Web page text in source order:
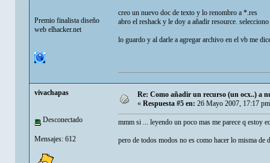
Premio finalista diseño
web elhacker.net
creo un nuevo doc de texto y lo renombro a *.res
abro el reshack y le doy a añadir resource.
lo guardo y al darle a agregar archivo en el vb me
vivachapas
Desconectado
Mensajes: 612
Re: Como añadir un recurso (un ocx..) a
« Respuesta #5 en: 26 Mayo 2007, 17:17
mmm si ... leyendo un poco mas me parece q
pero de todos modos no es como hacer lo misma de